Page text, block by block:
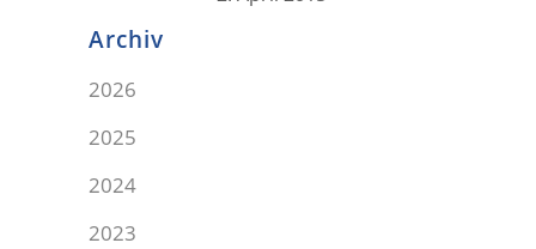
Archiv
2026
2025
2024
2023